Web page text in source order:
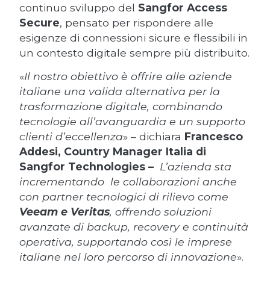
continuo sviluppo del Sangfor Access
Secure, pensato per rispondere alle
esigenze di connessioni sicure e flessibili in
un contesto digitale sempre più distribuito.
«Il nostro obiettivo è offrire alle aziende
italiane una valida alternativa per la
trasformazione digitale, combinando
tecnologie all’avanguardia e un supporto
clienti d’eccellenza» – dichiara Francesco
Addesi, Country Manager Italia di
Sangfor Technologies – L’azienda sta
incrementando le collaborazioni anche
con partner tecnologici di rilievo come
Veeam e Veritas, offrendo soluzioni
avanzate di backup, recovery e continuità
operativa, supportando così le imprese
italiane nel loro percorso di innovazione».